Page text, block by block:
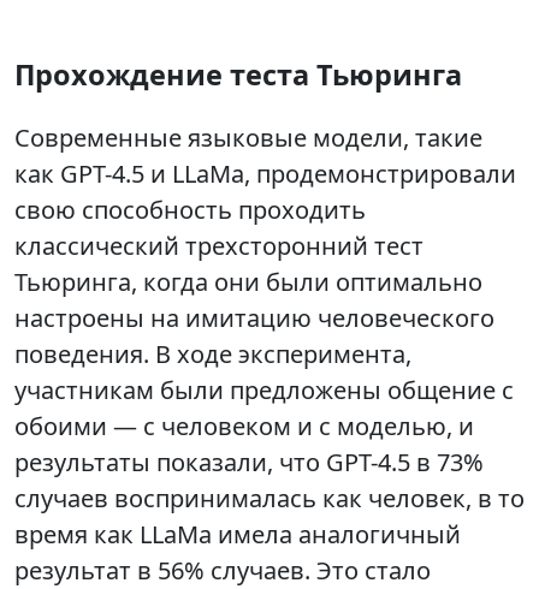
Прохождение теста Тьюринга
Современные языковые модели, такие
как GPT-4.5 и LLaMa, продемонстрировали
свою способность проходить
классический трехсторонний тест
Тьюринга, когда они были оптимально
настроены на имитацию человеческого
поведения. В ходе эксперимента,
участникам были предложены общение с
обоими — с человеком и с моделью, и
результаты показали, что GPT-4.5 в 73%
случаев воспринималась как человек, в то
время как LLaMa имела аналогичный
результат в 56% случаев. Это стало